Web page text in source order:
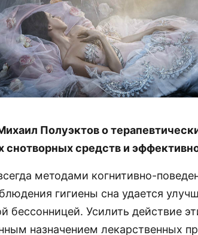
Полуэктов о
снотворных средств и
методами когнитивно-
гигиены сна удается
бессонницей. Усилить действие
назначением лекарственных